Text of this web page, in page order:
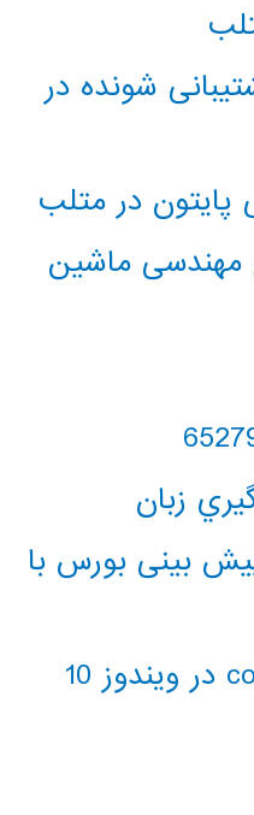
شونده در
پایتون در متلب
مهندسی ماشین
زبان
بینی بورس با